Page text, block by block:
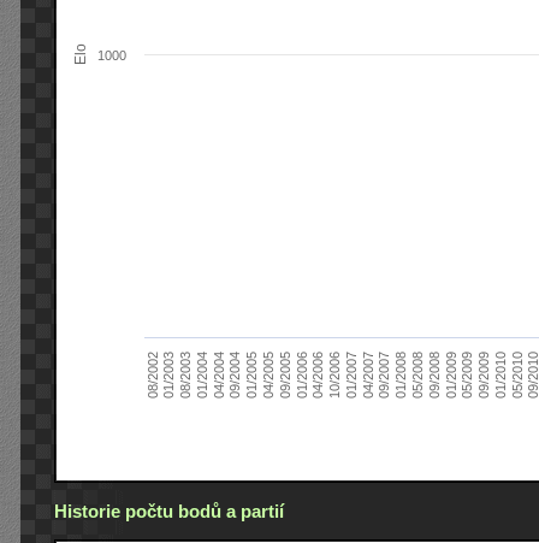
Elo
08/200201/200308/200301/200404/200409/200401/200504/200509/200501/200604/200610/200601/200704/200709/200701/200805/200809/200801/200905/200909/200901/201005/201009/
1000
Historie počtu bodů a partií